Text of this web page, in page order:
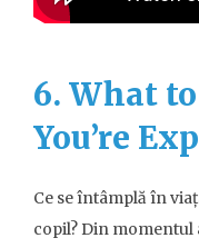
6. What
You’re
Ce se întâmplă în
copil? Din